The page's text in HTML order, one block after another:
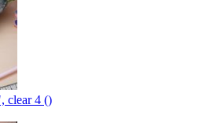
clear 4 ()